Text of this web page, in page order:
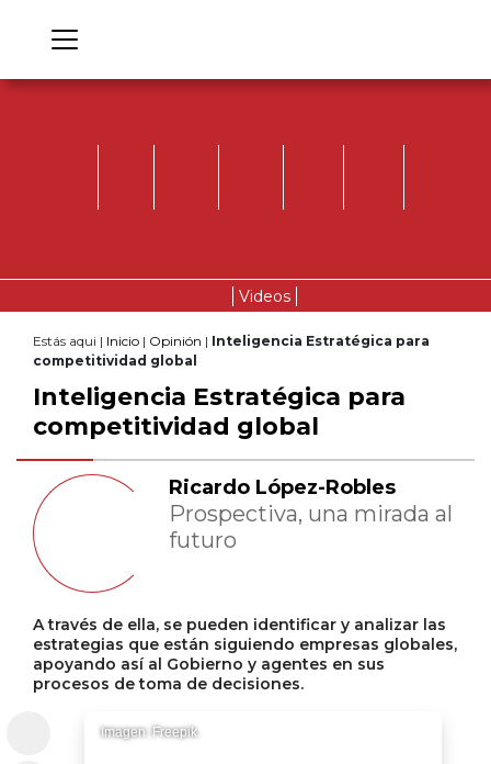
Videos
Estás aqui | Inicio | Opinión | Inteligencia Estratégica para
competitividad global
Inteligencia Estratégica para
competitividad global
Ricardo López-Robles
Prospectiva, una mirada al
futuro
A través de ella, se pueden identificar y analizar las
estrategias que están siguiendo empresas globales,
apoyando así al Gobierno y agentes en sus
procesos de toma de decisiones.
Imagen: Freepik.